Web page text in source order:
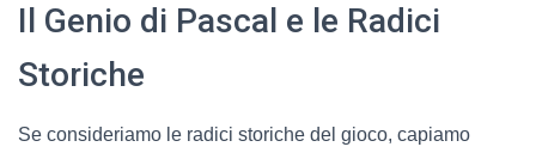
Il Genio di Pascal e le Radici
Storiche
Se consideriamo le radici storiche del gioco, capiamo